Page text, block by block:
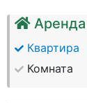
Аренда
Квартира
Комната